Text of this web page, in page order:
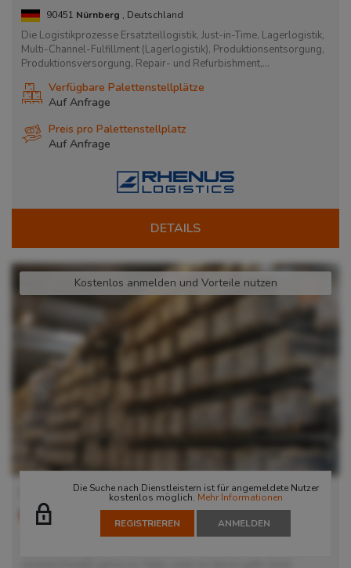
90451 Nürnberg , Deutschland
Die Logistikprozesse Ersatzteillogistik, Just-in-Time, Lagerlogistik,
Multi-Channel-Fulfillment (Lagerlogistik), Produktionsentsorgung,
Produktionsversorgung, Repair- und Refurbishment,...
Verfügbare Palettenstellplätze
Auf Anfrage
Preis pro Palettenstellplatz
Auf Anfrage
DETAILS
Kostenlos anmelden und Vorteile nutzen
Die Suche nach Dienstleistern ist für angemeldete Nutzer
kostenlos möglich. Mehr Informationen
REGISTRIEREN ANMELDEN
GBL global brands logistics Gmbh - Fürth Bislohe
90762
An unserem eCommerce Standort in Fürth schaffen wir die besten